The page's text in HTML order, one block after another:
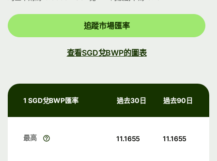
追蹤市場匯率
查看SGD兌BWP的圖表
1 SGD兌BWP匯率 過去30日 過去90日
最高 11.1655 11.1655